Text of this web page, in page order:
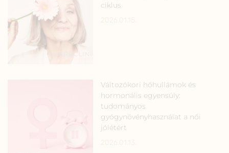
ciklus
Változókori hőhullámok és
hormonális egyensúly:
tudományos
gyógynövényhasználat a női
jólétért